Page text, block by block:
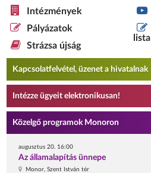
Intézmények
Pályázatok
Strázsa újság
lista
Kapcsolatfelvétel, üzenet a hivatalnak
Intézze ügyeit elektronikusan!
Közelgő programok Monoron
augusztus 20. 16:00
Az államalapítás ünnepe
Monor, Szent István tér